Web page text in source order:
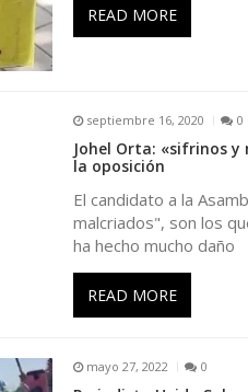
READ MORE
septiembre 16, 2020 0
Johel Orta: «sifrinos
la oposición
El candidato a la
malcriados", son los
ha hecho mucho daño
READ MORE
mayo 27, 2022 0